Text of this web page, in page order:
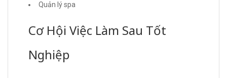
Quản lý spa
Cơ Hội Việc Làm Sau Tốt
Nghiệp